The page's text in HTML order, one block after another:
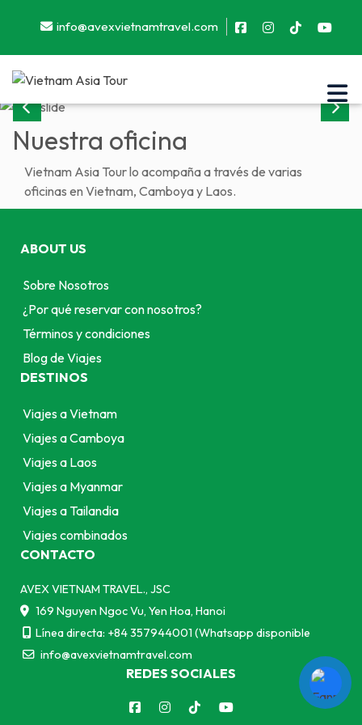
info@avexvietnamtravel.com
Previous Next
Nuestra oficina
Vietnam Asia Tour lo acompaña a través de varias
oficinas en Vietnam, Camboya y Laos.
ABOUT US
Sobre Nosotros
¿Por qué reservar con nosotros?
Términos y condiciones
Blog de Viajes
DESTINOS
Viajes a Vietnam
Viajes a Camboya
Viajes a Laos
Viajes a Myanmar
Viajes a Tailandia
Viajes combinados
CONTACTO
AVEX VIETNAM TRAVEL., JSC
169 Nguyen Ngoc Vu, Yen Hoa, Hanoi
Línea directa: +84 357944001 (Whatsapp disponible
info@avexvietnamtravel.com
REDES SOCIALES